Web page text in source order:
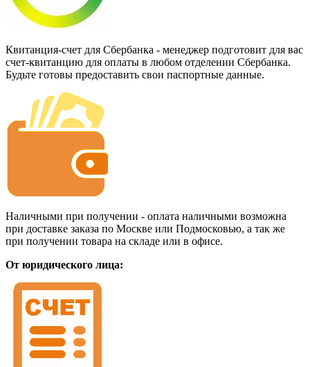
Квитанция-счет для Сбербанка - менеджер подготовит для вас
счет-квитанцию для оплаты в любом отделении Сбербанка.
Будьте готовы предоставить свои паспортные данные.
Наличными при получении - оплата наличными возможна
при доставке заказа по Москве или Подмосковью, а так же
при получении товара на складе или в офисе.
От юридического лица: